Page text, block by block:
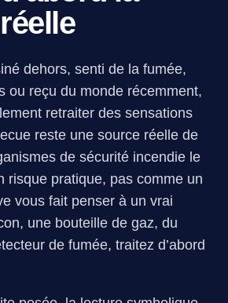
dehors, senti de la fumée,
ou reçu du monde récemment,
retraiter des sensations
reste une source réelle de
de sécurité incendie le
risque pratique, pas comme un
vous fait penser à un vrai
une bouteille de gaz, du
de fumée, traitez d’abord